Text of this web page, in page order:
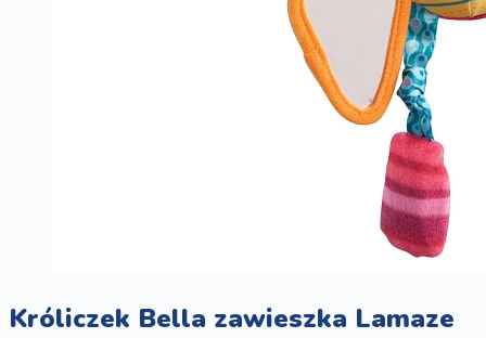
Króliczek Bella zawieszka Lamaze